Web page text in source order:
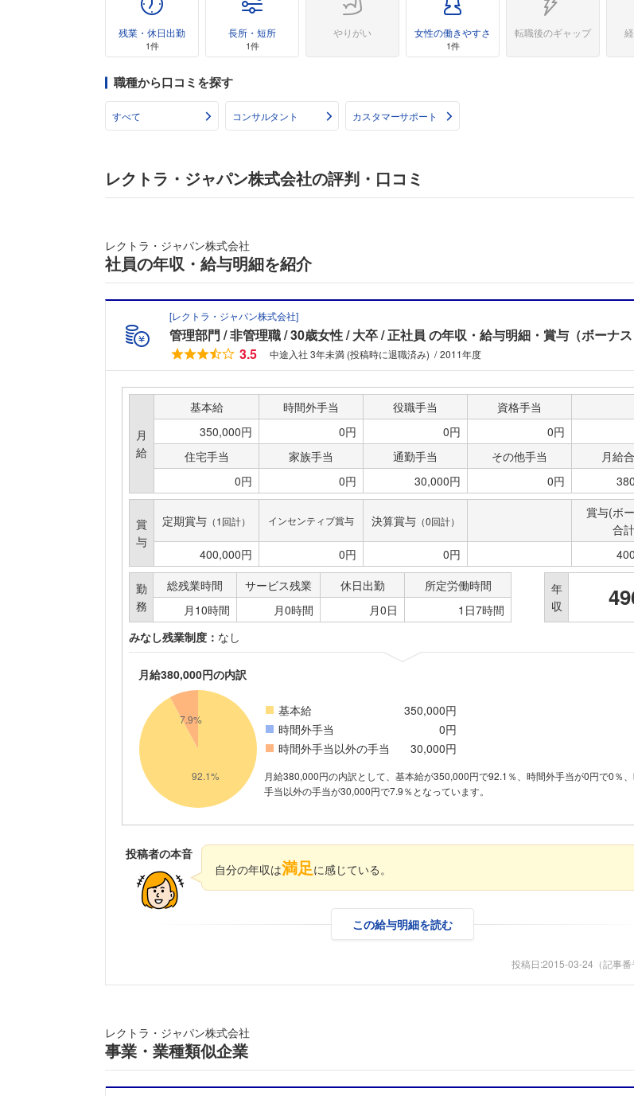
こちらの企業もフォローしませんか？
残業・休日出勤
1件
長所・短所
1件
やりがい 女性の働きやすさ
1件
転職後のギャップ
職種から口コミを探す
すべて コンサルタント カスタマーサポート
レクトラ・ジャパン株式会社の評判・口コミ
レクトラ・ジャパン株式会社
社員の年収・給与明細を紹介
[レクトラ・ジャパン株式会社]
管理部門 非管理職 30歳女性 大卒 正社員 の年収・給与明細・賞与（ボーナス
3.5
中途入社 3年未満 (投稿時に退職済み) 2011年度
月
給
基本給 時間外手当 役職手当
資格手当
350,000円
0円 0円
0円
住宅手当
家族手当 通勤手当 その他手当
月給
0円
0円 30,000円 0円
賞
与
定期賞与 （1回計） インセンティブ賞与 決算賞与（0回計）
賞与(ボ
合計
400,000円
0円 0円
勤
務
総残業時間 サービス残業 休日出勤
所定労働時間
月10時間
月0時間 月0日 1日7時間
年
収
みなし残業制度： なし
月給380,000円の内訳
基本給
350,000円
時間外手当
0円
時間外手当以外の手当
30,000円
月給380,000円の内訳として、基本給が350,000円で92.1％、時間外手当が0円で0％
手当以外の手当が30,000円で7.9％となっています。
投稿者の本音
自分の年収は満足に感じている。
この給与明細を読む
投稿日:2015-03-24 （記事
レクトラ・ジャパン株式会社
事業・業種類似企業